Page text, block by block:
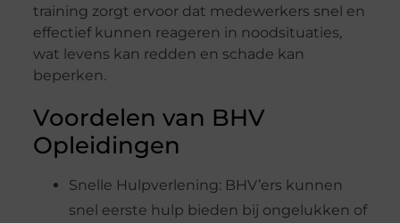
training zorgt ervoor dat medewerkers snel en
effectief kunnen reageren in noodsituaties,
wat levens kan redden en schade kan
beperken.
Voordelen van BHV
Opleidingen
Snelle Hulpverlening: BHV’ers kunnen
snel eerste hulp bieden bij ongelukken of